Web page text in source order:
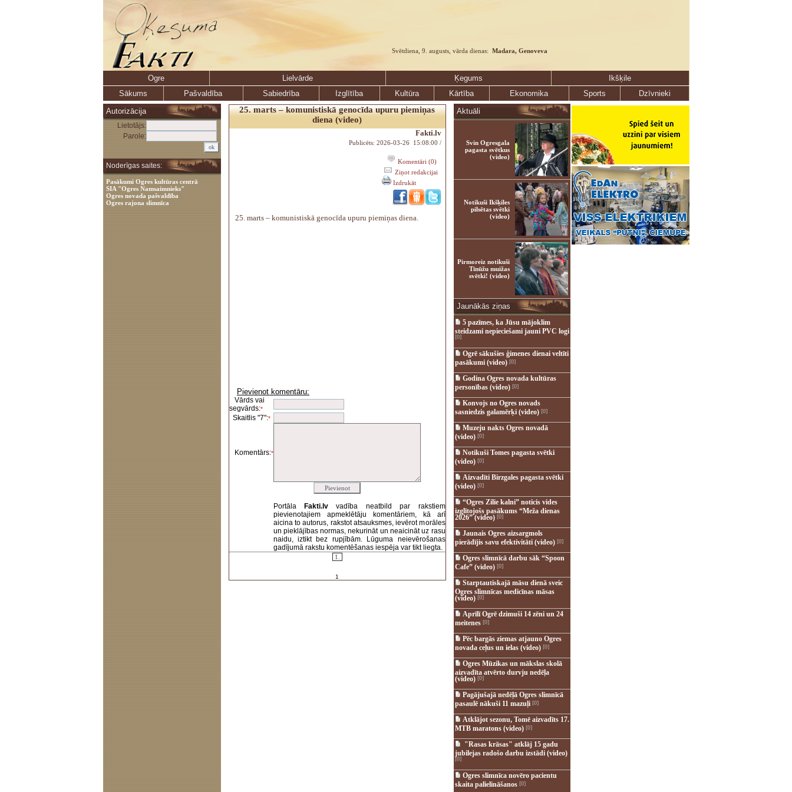
Svētdiena, 9. augusts, vārda dienas: Madara, Genoveva
Ogre Lielvārde Ķegums
Ikšķile
Sākums
Pašvaldība Sabiedrība Izglītība Kultūra Kārtība Ekonomika Sports
Dzīvnieki
Autorizācija
Lietotājs:
Parole:
Noderīgas saites:
Pasākumi Ogres kultūras centrā
SIA "Ogres Namsaimnieks"
Ogres novada pašvaldība
Ogres rajona slimnīca
25. marts – komunistiskā genocīda upuru piemiņas
diena (video)
Fakti.lv
Publicēts: 2026-03-26 15:08:00 /
Komentāri (0)
Ziņot redakcijai
Izdrukāt
25. marts – komunistiskā genocīda upuru piemiņas diena.
Pievienot komentāru:
Vārds vai
segvārds:*
Skaitlis "7":*
Komentārs:*
Portāla Fakti.lvvadība neatbild par rakstiem
pievienotajiem apmeklētāju komentāriem, kā arī
aicina to autorus, rakstot atsauksmes, ievērot morāles
un pieklājības normas, nekurināt un neaicināt uz rasu
naidu, iztikt bez rupjībām. Lūguma neievērošanas
gadījumā rakstu komentēšanas iespēja var tikt liegta.
1.
1
Aktuāli
Svin Ogresgala
pagasta svētkus
(video)
Notikuši Ikšķiles
pilsētas svētki
(video)
Pirmoreiz notikuši
Tīnūžu muižas
svētki! (video)
Jaunākās ziņas
5 pazīmes, ka Jūsu mājoklim
steidzami nepieciešami jauni PVC logi
[0]
Ogrē sākušies ģimenes dienai veltīti
pasākumi (video)[0]
Godina Ogres novada kultūras
personības (video)[0]
Konvojs no Ogres novads
sasniedzis galamērķi (video)[0]
Muzeju nakts Ogres novadā
(video)[0]
Notikuši Tomes pagasta svētki
(video)[0]
Aizvadīti Birzgales pagasta svētki
(video)[0]
“Ogres Zilie kalni” noticis vides
izglītojošs pasākums “Meža dienas
2026” (video)[0]
Jaunais Ogres aizsargmols
pierādījis savu efektivitāti (video)[0]
Ogres slimnīcā darbu sāk “Spoon
Cafe” (video)[0]
Starptautiskajā māsu dienā sveic
Ogres slimnīcas medicīnas māsas
(video)[0]
Aprīlī Ogrē dzimuši 14 zēni un 24
meitenes [0]
Pēc bargās ziemas atjauno Ogres
novada ceļus un ielas (video)[0]
Ogres Mūzikas un mākslas skolā
aizvadīta atvērto durvju nedēļa
(video)[0]
Pagājušajā nedēļā Ogres slimnīcā
pasaulē nākuši 11 mazuļi[0]
Atklājot sezonu, Tomē aizvadīts 17.
MTB maratons (video)[0]
"Rasas krāsas" atklāj 15 gadu
jubilejas radošo darbu izstādi (video)
[0]
Ogres slimnīca novēro pacientu
skaita palielināšanos [0]